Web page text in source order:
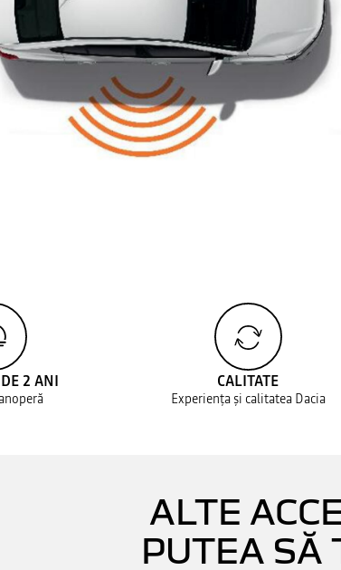
2 ANI CALITATE
Experiența și calitatea Dacia
ALTE
PUTEA SĂ